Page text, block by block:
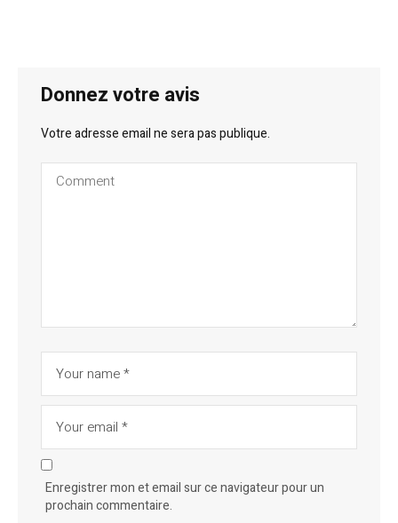
Donnez votre avis
Votre adresse email ne sera pas publique.
Enregistrer mon et email sur ce navigateur pour un
prochain commentaire.